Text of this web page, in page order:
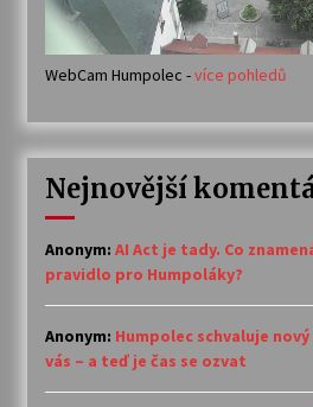
WebCam Humpolec -více pohledů
Nejnovější
Anonym: AI Act je tady. Co
pravidlo pro Humpoláky?
Anonym: Humpolec schvaluje
vás – a teď je čas se ozvat